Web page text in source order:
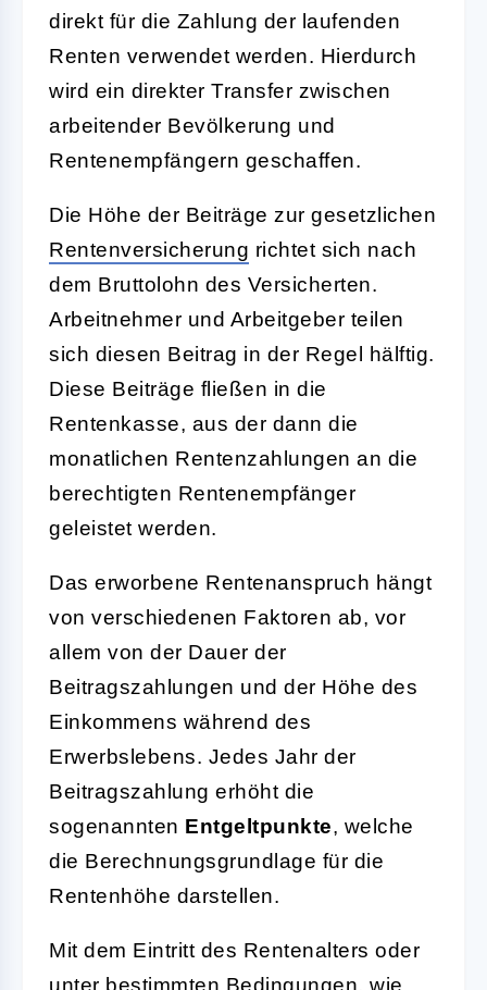
direkt für die Zahlung der laufenden
Renten verwendet werden. Hierdurch
wird ein direkter Transfer zwischen
arbeitender Bevölkerung und
Rentenempfängern geschaffen.
Die Höhe der Beiträge zur gesetzlichen
Rentenversicherung richtet sich nach
dem Bruttolohn des Versicherten.
Arbeitnehmer und Arbeitgeber teilen
sich diesen Beitrag in der Regel hälftig.
Diese Beiträge fließen in die
Rentenkasse, aus der dann die
monatlichen Rentenzahlungen an die
berechtigten Rentenempfänger
geleistet werden.
Das erworbene Rentenanspruch hängt
von verschiedenen Faktoren ab, vor
allem von der Dauer der
Beitragszahlungen und der Höhe des
Einkommens während des
Erwerbslebens. Jedes Jahr der
Beitragszahlung erhöht die
sogenannten Entgeltpunkte, welche
die Berechnungsgrundlage für die
Rentenhöhe darstellen.
Mit dem Eintritt des Rentenalters oder